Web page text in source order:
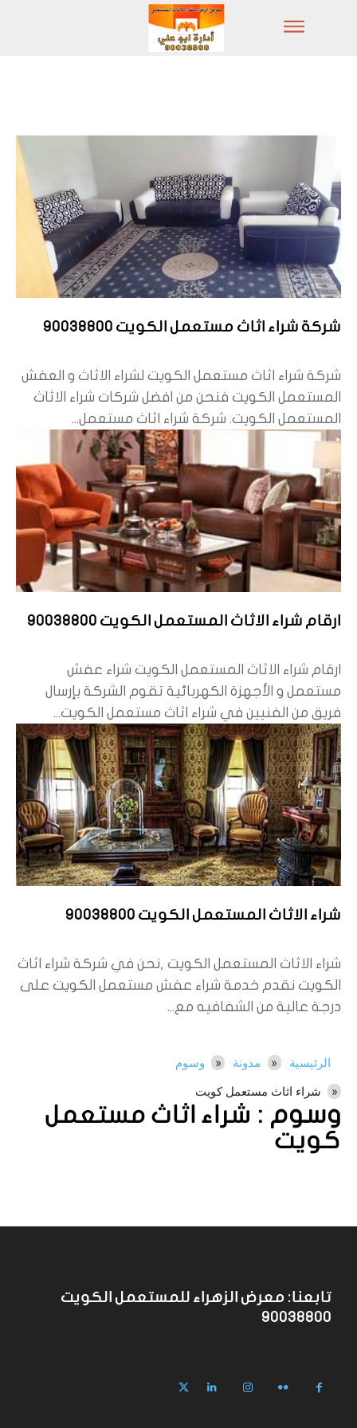
وسوم : شراء اثاث مستعمل
كويت
الرئيسية مدونة
وسوم
شراء اثاث مستعمل كويت
شركة شراء اثاث مستعمل الكويت 90038800
شركة شراء اثاث مستعمل الكويت لشراء الاثاث و العفش
المستعمل الكويت فنحن من افضل شركات شراء الاثاث
المستعمل الكويت. شركة شراء اثاث مستعمل...
ارقام شراء الاثاث المستعمل الكويت 90038800
ارقام شراء الاثاث المستعمل الكويت شراء عفش
مستعمل و الأجهزة الكهربائية تقوم الشركة بإرسال
فريق من الفنيين في شراء اثاث مستعمل الكويت...
شراء الاثاث المستعمل الكويت 90038800
شراء الاثاث المستعمل الكويت ,نحن في شركة شراء اثاث
الكويت نقدم خدمة شراء عفش مستعمل الكويت على
درجة عالية من الشفافيه مع...
تابعنا: معرض الزهراء للمستعمل الكويت
90038800